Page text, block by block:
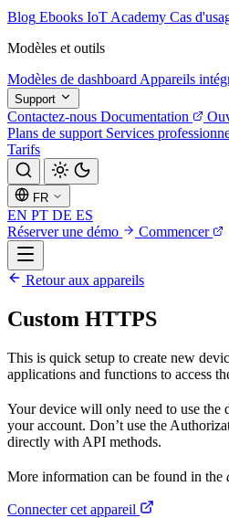
Blog Ebooks IoT Academy Cas
Modèles et outils
Modèles de dashboard Appareils
Support
Contactez-nous Documentation
Plans de support Services
Tarifs
FR
EN PT DE ES
Réserver une démo
Commencer
Retour aux appareils
Custom HTTPS
This is quick setup to create new
applications and functions to access
Your device will only need to use the
your account. Don’t use the
directly with API methods.
More information can be found in the
Connecter cet appareil